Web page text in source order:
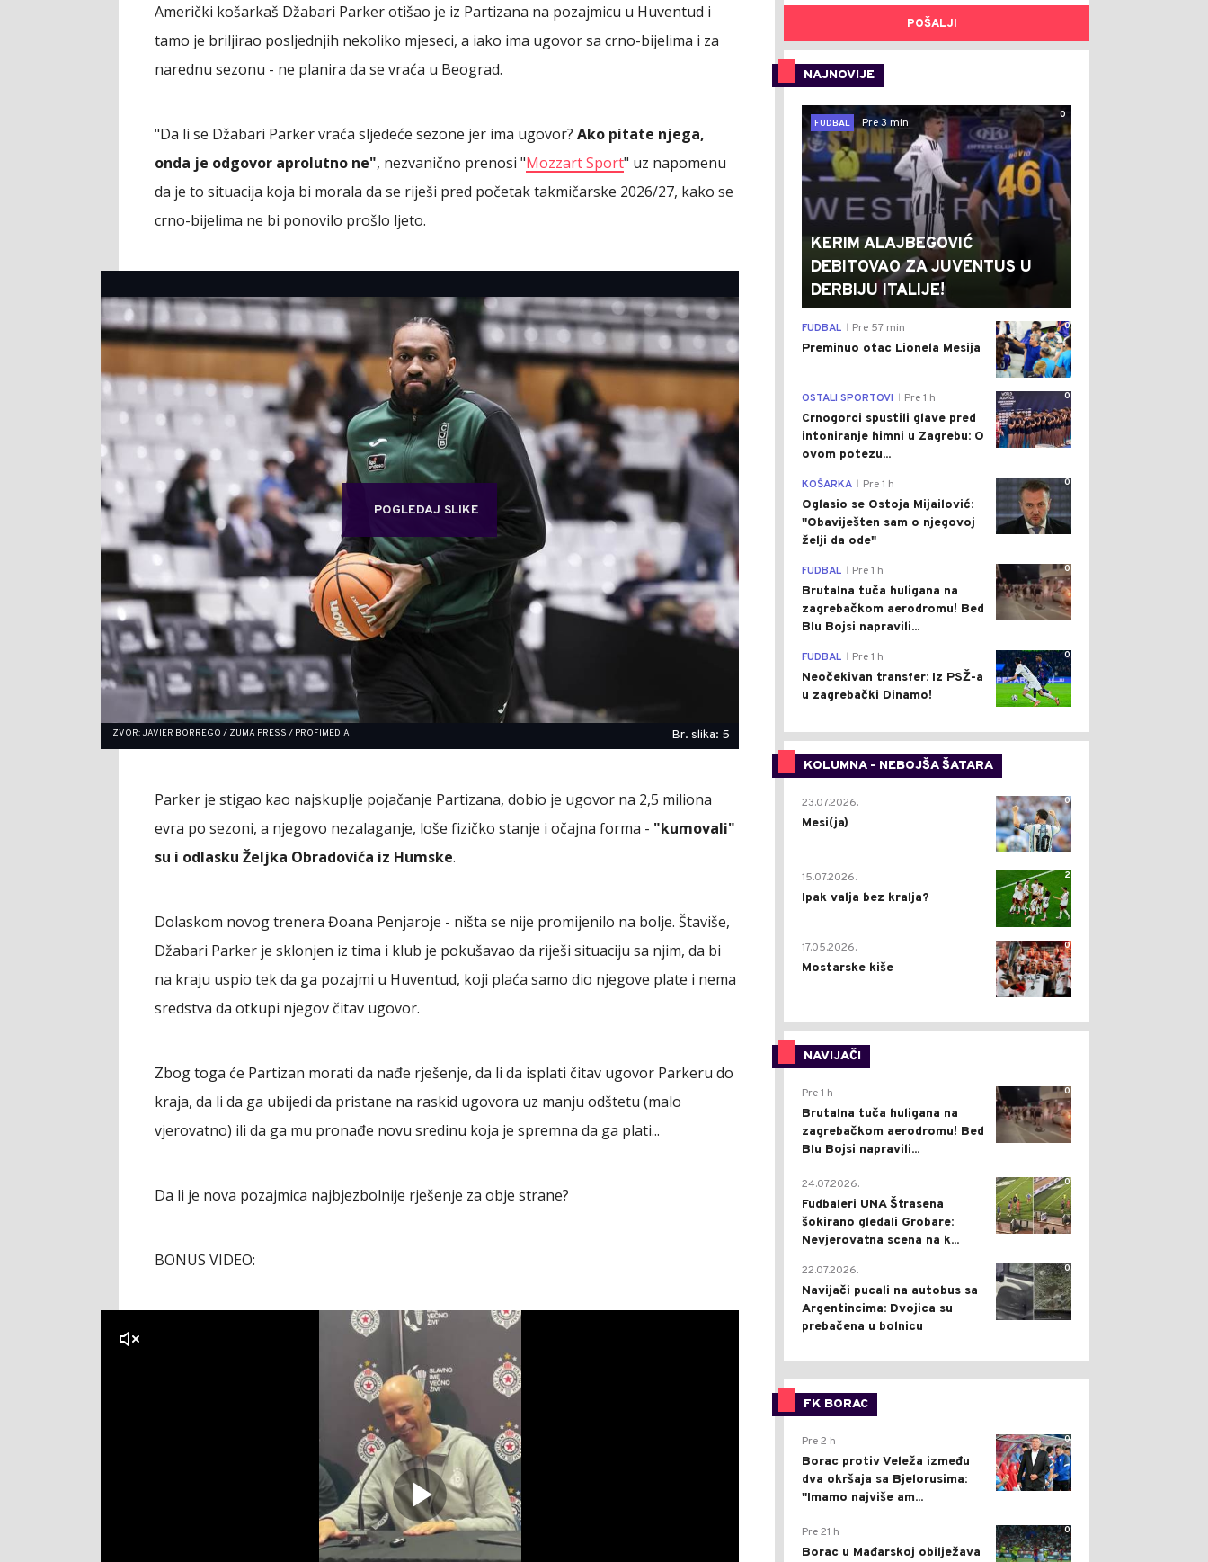
Američki košarkaš Džabari Parker otišao je iz Partizana na pozajmicu u Huventud i
tamo je briljirao posljednjih nekoliko mjeseci, a iako ima ugovor sa crno-bijelima i za
narednu sezonu - ne planira da se vraća u Beograd.
"Da li se Džabari Parker vraća sljedeće sezone jer ima ugovor? Ako pitate njega,
onda je odgovor aprolutno ne", nezvanično prenosi "Mozzart Sport" uz napomenu
da je to situacija koja bi morala da se riješi pred početak takmičarske 2026/27, kako se
crno-bijelima ne bi ponovilo prošlo ljeto.
POGLEDAJ SLIKE
IZVOR: JAVIER BORREGO / ZUMA PRESS / PROFIMEDIA Br. slika: 5
Parker je stigao kao najskuplje pojačanje Partizana, dobio je ugovor na 2,5 miliona
evra po sezoni, a njegovo nezalaganje, loše fizičko stanje i očajna forma - "kumovali"
su i odlasku Željka Obradovića iz Humske.
Dolaskom novog trenera Đoana Penjaroje - ništa se nije promijenilo na bolje. Štaviše,
Džabari Parker je sklonjen iz tima i klub je pokušavao da riješi situaciju sa njim, da bi
na kraju uspio tek da ga pozajmi u Huventud, koji plaća samo dio njegove plate i nema
sredstva da otkupi njegov čitav ugovor.
Zbog toga će Partizan morati da nađe rješenje, da li da isplati čitav ugovor Parkeru do
kraja, da li da ga ubijedi da pristane na raskid ugovora uz manju odštetu (malo
vjerovatno) ili da ga mu pronađe novu sredinu koja je spremna da ga plati...
Da li je nova pozajmica najbjezbolnije rješenje za obje strane?
BONUS VIDEO:
POŠALJI
NAJNOVIJE
0
FUDBAL
Pre 3 min
KERIM ALAJBEGOVIĆ
DEBITOVAO ZA JUVENTUS U
DERBIJU ITALIJE!
0
FUDBAL Pre 57 min
Preminuo otac Lionela Mesija
0
OSTALI SPORTOVI Pre 1 h
Crnogorci spustili glave pred
intoniranje himni u Zagrebu: O
ovom potezu...
0
KOŠARKA Pre 1 h
Oglasio se Ostoja Mijailović:
"Obaviješten sam o njegovoj
želji da ode"
0
FUDBAL Pre 1 h
Brutalna tuča huligana na
zagrebačkom aerodromu! Bed
Blu Bojsi napravili...
0
FUDBAL Pre 1 h
Neočekivan transfer: Iz PSŽ-a
u zagrebački Dinamo!
KOLUMNA - NEBOJŠA ŠATARA
0
23.07.2026.
Mesi(ja)
2
15.07.2026.
Ipak valja bez kralja?
0
17.05.2026.
Mostarske kiše
NAVIJAČI
0
Pre 1 h
Brutalna tuča huligana na
zagrebačkom aerodromu! Bed
Blu Bojsi napravili...
0
24.07.2026.
Fudbaleri UNA Štrasena
šokirano gledali Grobare:
Nevjerovatna scena na k...
0
22.07.2026.
Navijači pucali na autobus sa
Argentincima: Dvojica su
prebačena u bolnicu
FK BORAC
0
Pre 2 h
Borac protiv Veleža između
dva okršaja sa Bjelorusima:
"Imamo najviše am...
0
Pre 21 h
Borac u Mađarskoj obilježava